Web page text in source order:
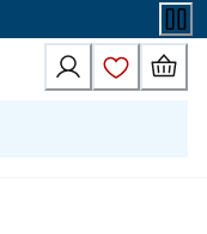
Halsband Terracotta